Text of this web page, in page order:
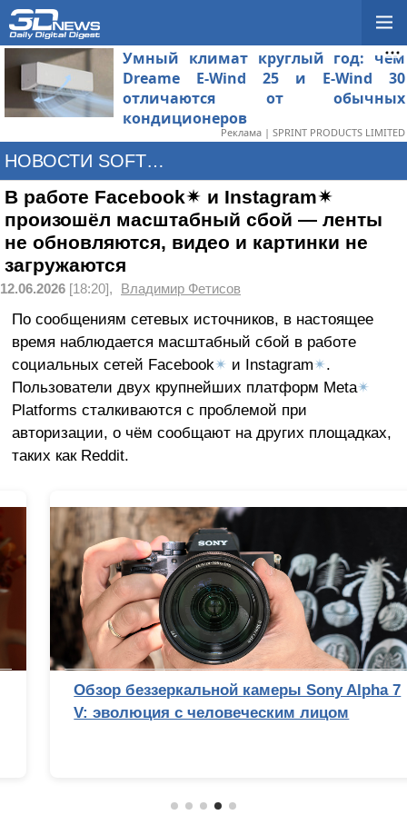
Умный климат круглый год: чем
Dreame E-Wind 25 и E-Wind 30
отличаются от обычных
кондиционеров
Реклама | SPRINT PRODUCTS LIMITED
НОВОСТИ SOFTWARE
В работе Facebook✴ и Instagram✴
произошёл масштабный сбой — ленты
не обновляются, видео и картинки не
загружаются
12.06.2026 [18:20], Владимир Фетисов
По сообщениям сетевых источников, в настоящее
время наблюдается масштабный сбой в работе
социальных сетей Facebook✴ и Instagram✴.
Пользователи двух крупнейших платформ Meta✴
Platforms сталкиваются с проблемой при
авторизации, о чём сообщают на других площадках,
таких как Reddit.
Обзор беззеркальной камеры Sony Alpha 7
V: эволюция с человеческим лицом